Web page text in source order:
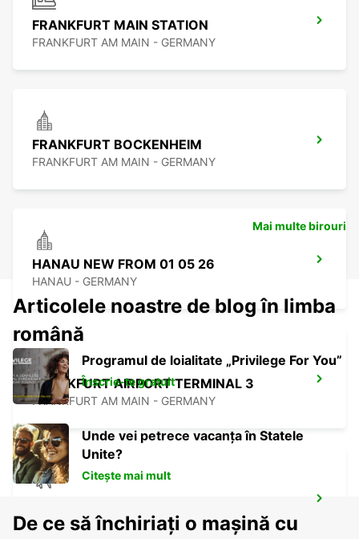
FRANKFURT MAIN STATION
FRANKFURT AM MAIN - GERMANY
FRANKFURT BOCKENHEIM
FRANKFURT AM MAIN - GERMANY
HANAU NEW FROM 01 05 26
HANAU - GERMANY
FRANKFURT AIRPORT TERMINAL 3
FRANKFURT AM MAIN - GERMANY
FRANKFURT AM MAIN - GERMANY
Mai multe birouri
Articolele noastre de blog în limba
română
Programul de loialitate „Privilege For You”
Înscrie-te gratuit
Unde vei petrece vacanța în Statele
Unite?
Citește mai mult
De ce să închiriați o mașină cu